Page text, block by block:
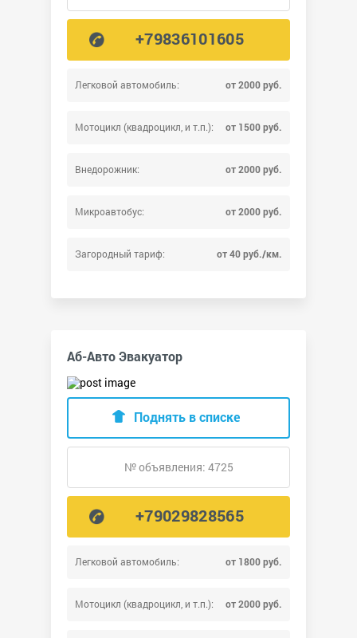
Легковой автомобиль: от 2000 руб.
Мотоцикл (квадроцикл, и т.п.): от 1500 руб.
Внедорожник: от 2000 руб.
Микроавтобус: от 2000 руб.
Загородный тариф: от 40 руб./км.
+79836101605
Аб-Авто Эвакуатор
Легковой автомобиль: от 1800 руб.
Мотоцикл (квадроцикл, и т.п.): от 2000 руб.
Поднять в списке
№ объявления: 4725
+79029828565